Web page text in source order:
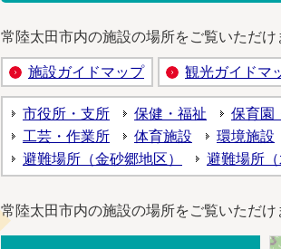
常陸太田市内の施設の場所をご覧いただけ
施設ガイドマップ 観光ガイドマ
市役所・支所 保健・福祉 保育園
工芸・作業所
体育施設 環境施設
避難場所（金砂郷地区）
避難場所（
常陸太田市内の施設の場所をご覧いただ